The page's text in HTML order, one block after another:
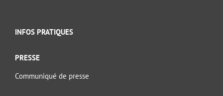
INFOS PRATIQUES
PRESSE
Communiqué de presse